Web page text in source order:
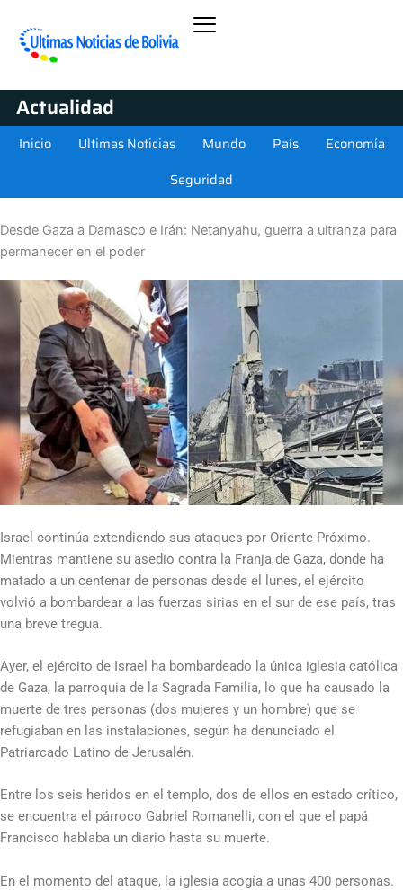
Actualidad
Inicio Ultimas Noticias Mundo País
Economía
Seguridad
Desde Gaza a Damasco e Irán: Netanyahu, guerra a ultranza para
permanecer en el poder
Israel continúa extendiendo sus ataques por Oriente Próximo.
Mientras mantiene su asedio contra la Franja de Gaza, donde ha
matado a un centenar de personas desde el lunes, el ejército
volvió a bombardear a las fuerzas sirias en el sur de ese país, tras
una breve tregua.
Ayer, el ejército de Israel ha bombardeado la única iglesia católica
de Gaza, la parroquia de la Sagrada Familia, lo que ha causado la
muerte de tres personas (dos mujeres y un hombre) que se
refugiaban en las instalaciones, según ha denunciado el
Patriarcado Latino de Jerusalén.
Entre los seis heridos en el templo, dos de ellos en estado crítico,
se encuentra el párroco Gabriel Romanelli, con el que el papá
Francisco hablaba un diario hasta su muerte.
En el momento del ataque, la iglesia acogía a unas 400 personas.